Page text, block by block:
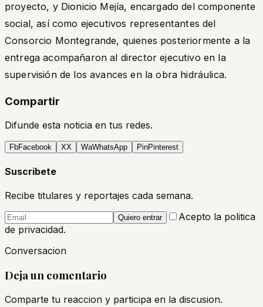
proyecto, y Dionicio Mejía, encargado del componente
social, así como ejecutivos representantes del
Consorcio Montegrande, quienes posteriormente a la
entrega acompañaron al director ejecutivo en la
supervisión de los avances en la obra hidráulica.
Compartir
Difunde esta noticia en tus redes.
FbFacebook XX WaWhatsApp PinPinterest
Suscribete
Recibe titulares y reportajes cada semana.
Quiero entrar
Acepto la politica
de privacidad.
Conversacion
Deja un comentario
Comparte tu reaccion y participa en la discusion.